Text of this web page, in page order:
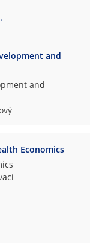
and
and
Economics